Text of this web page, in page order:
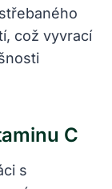
což vyvrací
C
s